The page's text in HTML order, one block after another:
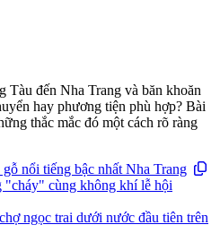
Tàu đến Nha Trang và băn khoăn
hay phương tiện phù hợp? Bài
thắc mắc đó một cách rõ ràng
nổi tiếng bậc nhất Nha Trang
"cháy" cùng không khí lễ hội
ngọc trai dưới nước đầu tiên trên